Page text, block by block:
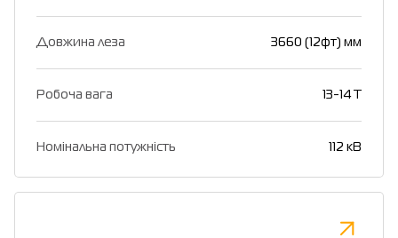
Довжина леза 3660 (12фт) мм
Робоча вага 13-14 T
Номінальна потужність 112 кВ